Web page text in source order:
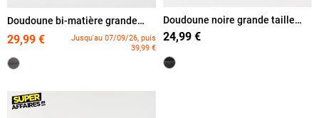
Doudoune bi-matière grande
29,99 €
Jusqu'au 07/09/26, puis
39,99 €
Doudoune noire grande taille
homme
24,99 €